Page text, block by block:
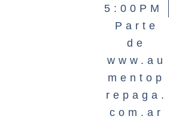
5:00PM
Parte
de
www.au
mentop
repaga.
com.ar